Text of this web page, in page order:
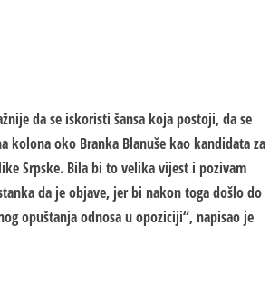
da se iskoristi šansa koja postoji, da se
kolona oko Branka Blanuše kao kandidata za
Srpske. Bila bi to velika vijest i pozivam
da je objave, jer bi nakon toga došlo do
opuštanja odnosa u opoziciji“, napisao je